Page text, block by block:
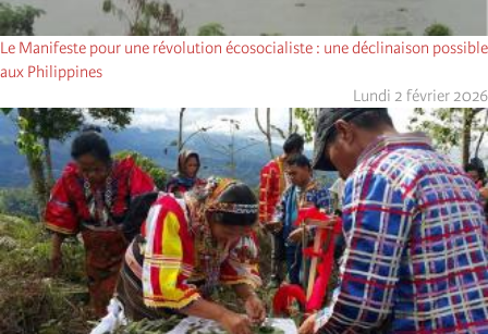
Le Manifeste pour une révolution écosocialiste : une déclinaison possible
aux Philippines
Lundi 2 février 2026